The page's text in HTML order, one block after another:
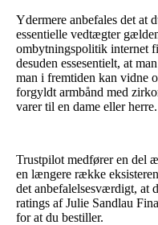
Ydermere anbefales det at
essentielle vedtægter
ombytningspolitik internet
desuden essesentielt, at
man i fremtiden kan vidne
forgyldt armbånd med
varer til en dame eller herre.
Trustpilot medfører en del
en længere række
det anbefalelsesværdigt, at
ratings af Julie Sandlau
for at du bestiller.